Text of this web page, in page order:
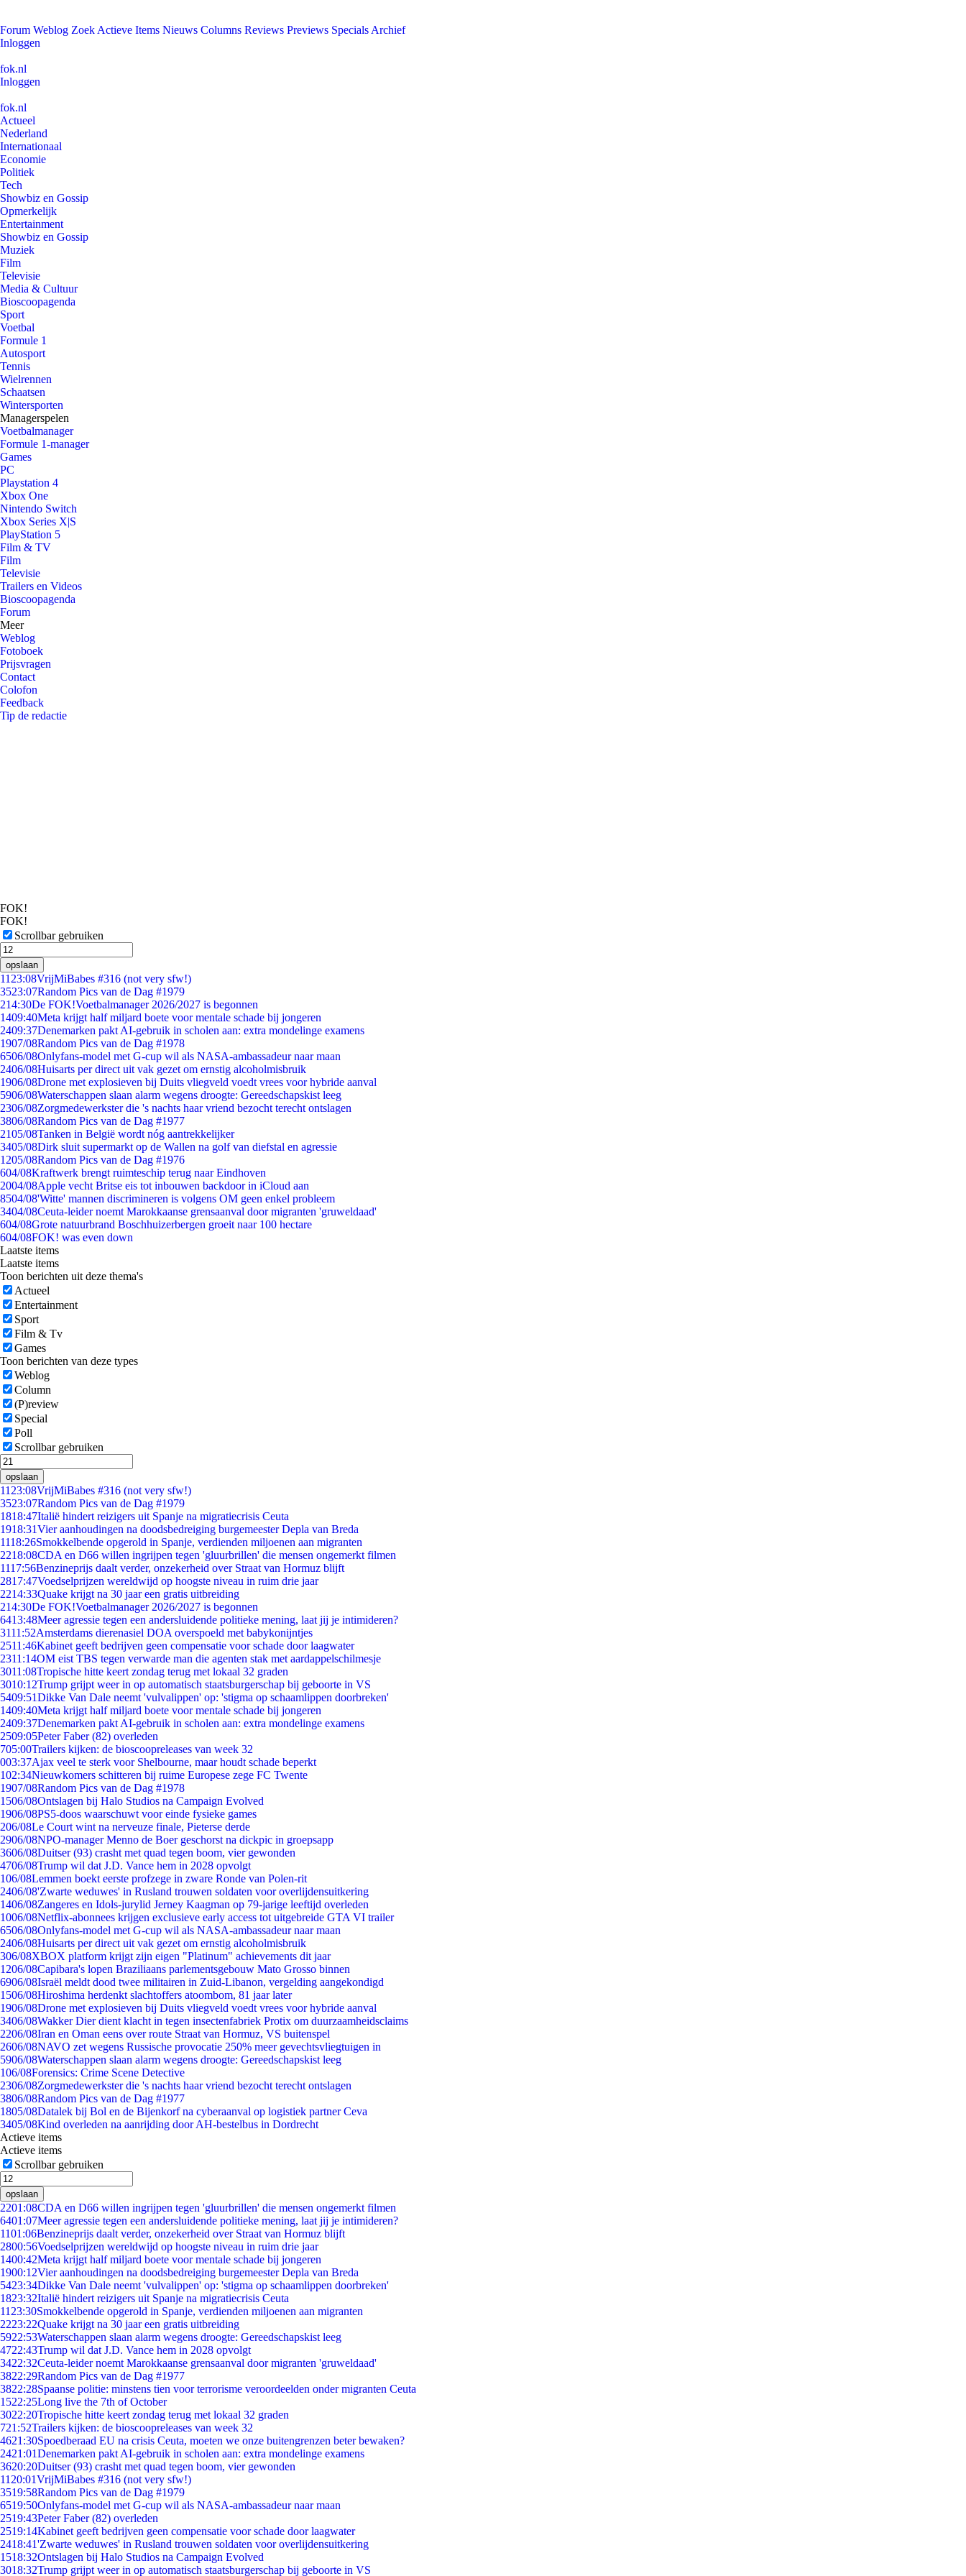
Forum Weblog Zoek Actieve Items Nieuws Columns Reviews Previews Specials Archief
Inloggen
fok.nl
Inloggen
fok.nl
Actueel
Nederland
Internationaal
Economie
Politiek
Tech
Showbiz en Gossip
Opmerkelijk
Entertainment
Showbiz en Gossip
Muziek
Film
Televisie
Media & Cultuur
Bioscoopagenda
Sport
Voetbal
Formule 1
Autosport
Tennis
Wielrennen
Schaatsen
Wintersporten
Managerspelen
Voetbalmanager
Formule 1-manager
Games
PC
Playstation 4
Xbox One
Nintendo Switch
Xbox Series X|S
PlayStation 5
Film & TV
Film
Televisie
Trailers en Videos
Bioscoopagenda
Forum
Meer
Weblog
Fotoboek
Prijsvragen
Contact
Colofon
Feedback
Tip de redactie
FOK!
FOK!
Scrollbar gebruiken
opslaan
11 23:08VrijMiBabes #316 (not very sfw!)
3523:07Random Pics van de Dag #1979
214:30De FOK!Voetbalmanager 2026/2027 is begonnen
1409:40Meta krijgt half miljard boete voor mentale schade bij jongeren
2409:37Denemarken pakt AI-gebruik in scholen aan: extra mondelinge examens
1907/08Random Pics van de Dag #1978
6506/08Onlyfans-model met G-cup wil als NASA-ambassadeur naar maan
2406/08Huisarts per direct uit vak gezet om ernstig alcoholmisbruik
1906/08Drone met explosieven bij Duits vliegveld voedt vrees voor hybride aanval
5906/08Waterschappen slaan alarm wegens droogte: Gereedschapskist leeg
2306/08Zorgmedewerkster die 's nachts haar vriend bezocht terecht ontslagen
3806/08Random Pics van de Dag #1977
2105/08Tanken in België wordt nóg aantrekkelijker
3405/08Dirk sluit supermarkt op de Wallen na golf van diefstal en agressie
1205/08Random Pics van de Dag #1976
604/08Kraftwerk brengt ruimteschip terug naar Eindhoven
2004/08Apple vecht Britse eis tot inbouwen backdoor in iCloud aan
8504/08'Witte' mannen discrimineren is volgens OM geen enkel probleem
3404/08Ceuta-leider noemt Marokkaanse grensaanval door migranten 'gruweldaad'
604/08Grote natuurbrand Boschhuizerbergen groeit naar 100 hectare
604/08FOK! was even down
Laatste items
Laatste items
Toon berichten uit deze thema's
Actueel
Entertainment
Sport
Film & Tv
Games
Toon berichten van deze types
Weblog
Column
(P)review
Special
Poll
Scrollbar gebruiken
opslaan
11 23:08VrijMiBabes #316 (not very sfw!)
3523:07Random Pics van de Dag #1979
1818:47Italië hindert reizigers uit Spanje na migratiecrisis Ceuta
1918:31Vier aanhoudingen na doodsbedreiging burgemeester Depla van Breda
1118:26Smokkelbende opgerold in Spanje, verdienden miljoenen aan migranten
2218:08CDA en D66 willen ingrijpen tegen 'gluurbrillen' die mensen ongemerkt filmen
1117:56Benzineprijs daalt verder, onzekerheid over Straat van Hormuz blijft
2817:47Voedselprijzen wereldwijd op hoogste niveau in ruim drie jaar
2214:33Quake krijgt na 30 jaar een gratis uitbreiding
214:30De FOK!Voetbalmanager 2026/2027 is begonnen
6413:48Meer agressie tegen een andersluidende politieke mening, laat jij je intimideren?
3111:52Amsterdams dierenasiel DOA overspoeld met babykonijntjes
2511:46Kabinet geeft bedrijven geen compensatie voor schade door laagwater
2311:14OM eist TBS tegen verwarde man die agenten stak met aardappelschilmesje
3011:08Tropische hitte keert zondag terug met lokaal 32 graden
3010:12Trump grijpt weer in op automatisch staatsburgerschap bij geboorte in VS
5409:51Dikke Van Dale neemt 'vulvalippen' op: 'stigma op schaamlippen doorbreken'
1409:40Meta krijgt half miljard boete voor mentale schade bij jongeren
2409:37Denemarken pakt AI-gebruik in scholen aan: extra mondelinge examens
2509:05Peter Faber (82) overleden
705:00Trailers kijken: de bioscoopreleases van week 32
003:37Ajax veel te sterk voor Shelbourne, maar houdt schade beperkt
102:34Nieuwkomers schitteren bij ruime Europese zege FC Twente
1907/08Random Pics van de Dag #1978
1506/08Ontslagen bij Halo Studios na Campaign Evolved
1906/08PS5-doos waarschuwt voor einde fysieke games
206/08Le Court wint na nerveuze finale, Pieterse derde
2906/08NPO-manager Menno de Boer geschorst na dickpic in groepsapp
3606/08Duitser (93) crasht met quad tegen boom, vier gewonden
4706/08Trump wil dat J.D. Vance hem in 2028 opvolgt
106/08Lemmen boekt eerste profzege in zware Ronde van Polen-rit
2406/08'Zwarte weduwes' in Rusland trouwen soldaten voor overlijdensuitkering
1406/08Zangeres en Idols-jurylid Jerney Kaagman op 79-jarige leeftijd overleden
1006/08Netflix-abonnees krijgen exclusieve early access tot uitgebreide GTA VI trailer
6506/08Onlyfans-model met G-cup wil als NASA-ambassadeur naar maan
2406/08Huisarts per direct uit vak gezet om ernstig alcoholmisbruik
306/08XBOX platform krijgt zijn eigen "Platinum" achievements dit jaar
1206/08Capibara's lopen Braziliaans parlementsgebouw Mato Grosso binnen
6906/08Israël meldt dood twee militairen in Zuid-Libanon, vergelding aangekondigd
1506/08Hiroshima herdenkt slachtoffers atoombom, 81 jaar later
1906/08Drone met explosieven bij Duits vliegveld voedt vrees voor hybride aanval
3406/08Wakker Dier dient klacht in tegen insectenfabriek Protix om duurzaamheidsclaims
2206/08Iran en Oman eens over route Straat van Hormuz, VS buitenspel
2606/08NAVO zet wegens Russische provocatie 250% meer gevechtsvliegtuigen in
5906/08Waterschappen slaan alarm wegens droogte: Gereedschapskist leeg
106/08Forensics: Crime Scene Detective
2306/08Zorgmedewerkster die 's nachts haar vriend bezocht terecht ontslagen
3806/08Random Pics van de Dag #1977
1805/08Datalek bij Bol en de Bijenkorf na cyberaanval op logistiek partner Ceva
3405/08Kind overleden na aanrijding door AH-bestelbus in Dordrecht
Actieve items
Actieve items
Scrollbar gebruiken
opslaan
2201:08CDA en D66 willen ingrijpen tegen 'gluurbrillen' die mensen ongemerkt filmen
6401:07Meer agressie tegen een andersluidende politieke mening, laat jij je intimideren?
1101:06Benzineprijs daalt verder, onzekerheid over Straat van Hormuz blijft
2800:56Voedselprijzen wereldwijd op hoogste niveau in ruim drie jaar
1400:42Meta krijgt half miljard boete voor mentale schade bij jongeren
1900:12Vier aanhoudingen na doodsbedreiging burgemeester Depla van Breda
5423:34Dikke Van Dale neemt 'vulvalippen' op: 'stigma op schaamlippen doorbreken'
1823:32Italië hindert reizigers uit Spanje na migratiecrisis Ceuta
11 23:30Smokkelbende opgerold in Spanje, verdienden miljoenen aan migranten
2223:22Quake krijgt na 30 jaar een gratis uitbreiding
5922:53Waterschappen slaan alarm wegens droogte: Gereedschapskist leeg
4722:43Trump wil dat J.D. Vance hem in 2028 opvolgt
3422:32Ceuta-leider noemt Marokkaanse grensaanval door migranten 'gruweldaad'
3822:29Random Pics van de Dag #1977
3822:28Spaanse politie: minstens tien voor terrorisme veroordeelden onder migranten Ceuta
1522:25Long live the 7th of October
3022:20Tropische hitte keert zondag terug met lokaal 32 graden
721:52Trailers kijken: de bioscoopreleases van week 32
4621:30Spoedberaad EU na crisis Ceuta, moeten we onze buitengrenzen beter bewaken?
2421:01Denemarken pakt AI-gebruik in scholen aan: extra mondelinge examens
3620:20Duitser (93) crasht met quad tegen boom, vier gewonden
11 20:01VrijMiBabes #316 (not very sfw!)
3519:58Random Pics van de Dag #1979
6519:50Onlyfans-model met G-cup wil als NASA-ambassadeur naar maan
2519:43Peter Faber (82) overleden
2519:14Kabinet geeft bedrijven geen compensatie voor schade door laagwater
2418:41'Zwarte weduwes' in Rusland trouwen soldaten voor overlijdensuitkering
1518:32Ontslagen bij Halo Studios na Campaign Evolved
3018:32Trump grijpt weer in op automatisch staatsburgerschap bij geboorte in VS